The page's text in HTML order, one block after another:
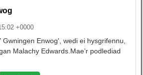
+0000
Gwningen Enwog', wedi ei hysgrifennu,
Malachy Edwards.Mae’r podlediad